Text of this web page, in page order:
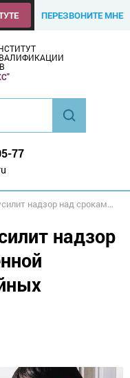
ПЕРЕЗВОНИТЕ МНЕ
77
временной эксплуатации линейных объектов
надзор